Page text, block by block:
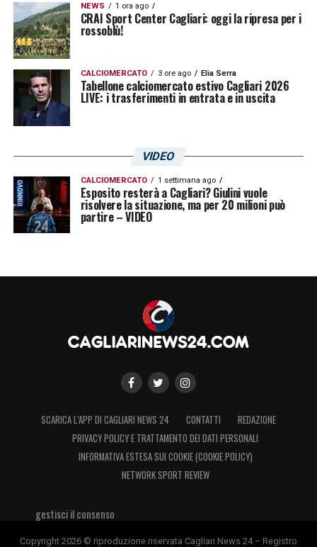
NEWS 1 ora ago
CRAI Sport Center Cagliari: oggi la ripresa per i
rossoblù!
CALCIOMERCATO 3 ore ago Elia Serra
Tabellone calciomercato estivo Cagliari 2026
LIVE: i trasferimenti in entrata e in uscita
VIDEO
CALCIOMERCATO 1 settimana ago
Esposito resterà a Cagliari? Giulini vuole
risolvere la situazione, ma per 20 milioni può
partire – VIDEO
SCARICA L’APP DI CAGLIARI NEWS 24 CONTATTI
REDAZIONE
PRIVACY POLICY E TRATTAMENTO DEI DATI PERSONALI
INFORMATIVA ESTESA SUI COOKIE (COOKIE POLICY)
NETWORK SPORT REVIEW
gestisci il consenso
Copyright 2026 © riproduzione riservata Cagliari News 24 – Registro